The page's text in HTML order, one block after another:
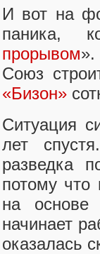
И вот на
паника,
прорывом
Союз
«Бизон»
Ситуация
лет
разведка
потому что
на
начинает
оказалась